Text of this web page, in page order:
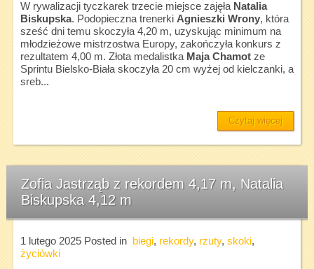
W rywalizacji tyczkarek trzecie miejsce zajęła Natalia
Biskupska. Podopieczna trenerki Agnieszki Wrony, która
sześć dni temu skoczyła 4,20 m, uzyskując minimum na
młodzieżowe mistrzostwa Europy, zakończyła konkurs z
rezultatem 4,00 m. Złota medalistka Maja Chamotze
Sprintu Bielsko-Biała skoczyła 20 cm wyżej od kielczanki, a
sreb...
Czytaj więcej
Zofia Jastrząb z rekordem 4,17 m, Natalia
Biskupska 4,12 m
1 lutego 2025Posted in biegi, rekordy, rzuty, skoki,
życiówki